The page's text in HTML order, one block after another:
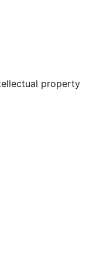
property